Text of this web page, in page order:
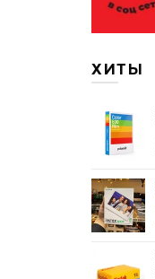
ХИТЫ